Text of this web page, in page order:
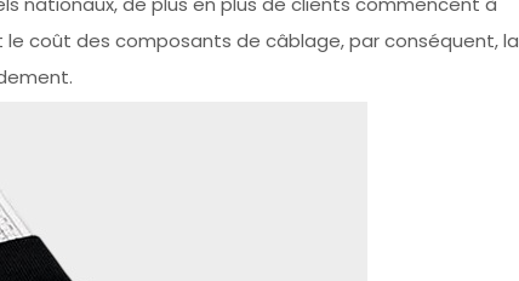
coût des composants de câblage, par conséquent, la